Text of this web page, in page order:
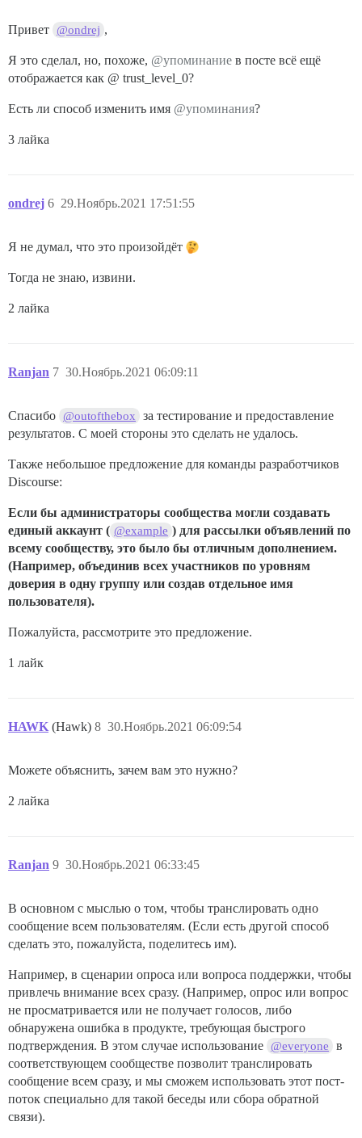
Привет @ondrej ,
Я это сделал, но, похоже, @упоминание в посте всё ещё
отображается как @ trust_level_0?
Есть ли способ изменить имя @упоминания?
3 лайка
ondrej 29.Ноябрь.2021 17:51:55
6
Я не думал, что это произойдёт
Тогда не знаю, извини.
2 лайка
Ranjan 30.Ноябрь.2021 06:09:11
7
Спасибо @outofthebox
за тестирование и предоставление
результатов. С моей стороны это сделать не удалось.
Также небольшое предложение для команды разработчиков
Discourse:
Если бы администраторы сообщества могли создавать
единый аккаунт ( @example ) для рассылки объявлений по
всему сообществу, это было бы отличным дополнением.
(Например, объединив всех участников по уровням
доверия в одну группу или создав отдельное имя
пользователя).
Пожалуйста, рассмотрите это предложение.
1 лайк
HAWK (Hawk) 30.Ноябрь.2021 06:09:54
8
Можете объяснить, зачем вам это нужно?
2 лайка
Ranjan 30.Ноябрь.2021 06:33:45
9
В основном с мыслью о том, чтобы транслировать одно
сообщение всем пользователям. (Если есть другой способ
сделать это, пожалуйста, поделитесь им).
Например, в сценарии опроса или вопроса поддержки, чтобы
привлечь внимание всех сразу. (Например, опрос или вопрос
не просматривается или не получает голосов, либо
обнаружена ошибка в продукте, требующая быстрого
подтверждения. В этом случае использование @everyone
в
соответствующем сообществе позволит транслировать
сообщение всем сразу, и мы сможем использовать этот пост-
поток специально для такой беседы или сбора обратной
связи).